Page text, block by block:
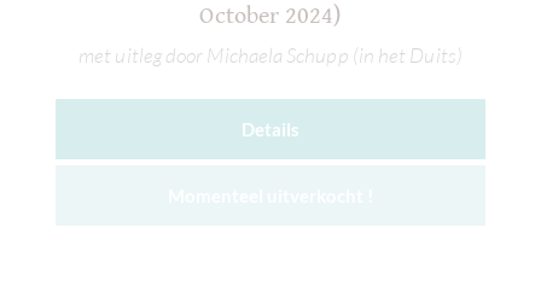
October 2024)
met uitleg door Michaela Schupp (in het Duits)
Details